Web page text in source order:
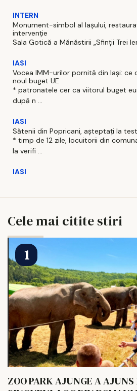
INTERN
Monument-simbol al Iaşului,
intervenţie
Sala Gotică a Mănăstirii „Sfinţii Trei
IASI
Vocea IMM-urilor pornită din Iași: ce
noul buget UE
* patronatele cer ca viitorul buget
după n ...
IASI
Sătenii din Popricani, așteptați la
* timp de 12 zile, locuitorii din
la verifi ...
IASI
Cele mai citite stiri
ZOO PARK AJUNGE A